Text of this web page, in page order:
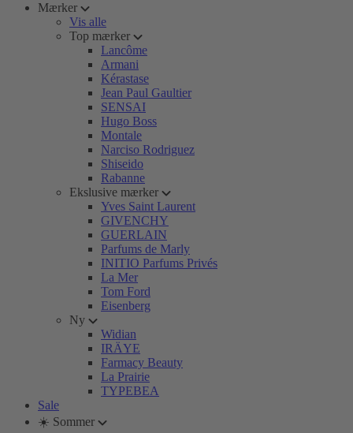
Mærker
Vis alle
Top mærker
Lancôme
Armani
Kérastase
Jean Paul Gaultier
SENSAI
Hugo Boss
Montale
Narciso Rodriguez
Shiseido
Rabanne
Ekslusive mærker
Yves Saint Laurent
GIVENCHY
GUERLAIN
Parfums de Marly
INITIO Parfums Privés
La Mer
Tom Ford
Eisenberg
Ny
Widian
IRÄYE
Farmacy Beauty
La Prairie
TYPEBEA
Sale
☀️ Sommer